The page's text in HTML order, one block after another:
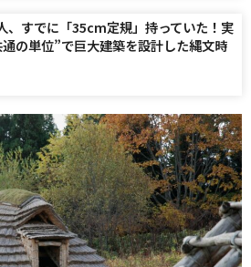
、すでに「35cm定規」持っていた！実
の単位”で巨大建築を設計した縄文時